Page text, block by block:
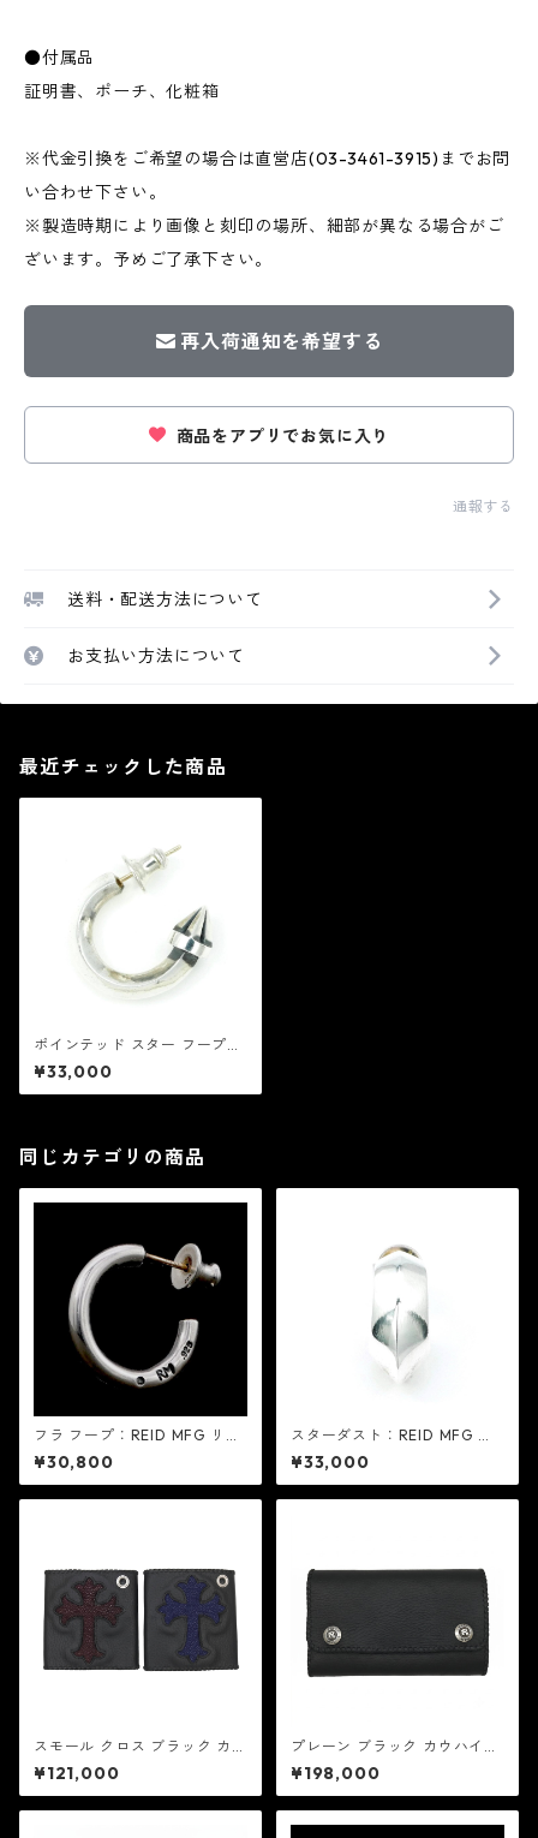
●付属品
証明書、ポーチ、化粧箱
※代金引換をご希望の場合は直営店(03-3461-3915)までお問
い合わせ下さい。
※製造時期により画像と刻印の場所、細部が異なる場合がご
ざいます。予めご了承下さい。
再入荷通知を希望する
商品をアプリでお気に入り
通報する
送料・配送方法について
お支払い方法について
最近チェックした商品
ポインテッド スター フープ：
REID MFG リード エムエフジ
ー
¥33,000
同じカテゴリの商品
フラ フープ：REID MFG リー
ド エムエフジー
¥30,800
スターダスト：REID MFG リ
ード エムエフジー
¥33,000
スモール クロス ブラック カウ
ハイド - スティングレイ：REI
D MFG リード エムエフジー
¥121,000
プレーン ブラック カウハイ
ド：REID MFG リード エムエ
フジー
¥198,000